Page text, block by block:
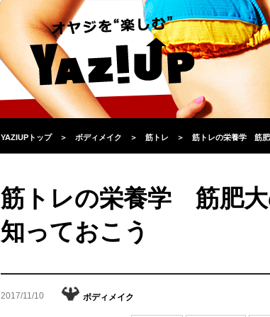
YAZIUPトップ ＞ ボディメイク ＞ 筋トレ ＞ 筋トレの栄養学 筋肥
筋トレの栄養学 筋肥
知っておこう
2017/11/10 ボディメイク